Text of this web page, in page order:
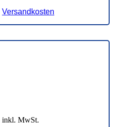
Versandkosten
inkl. MwSt.